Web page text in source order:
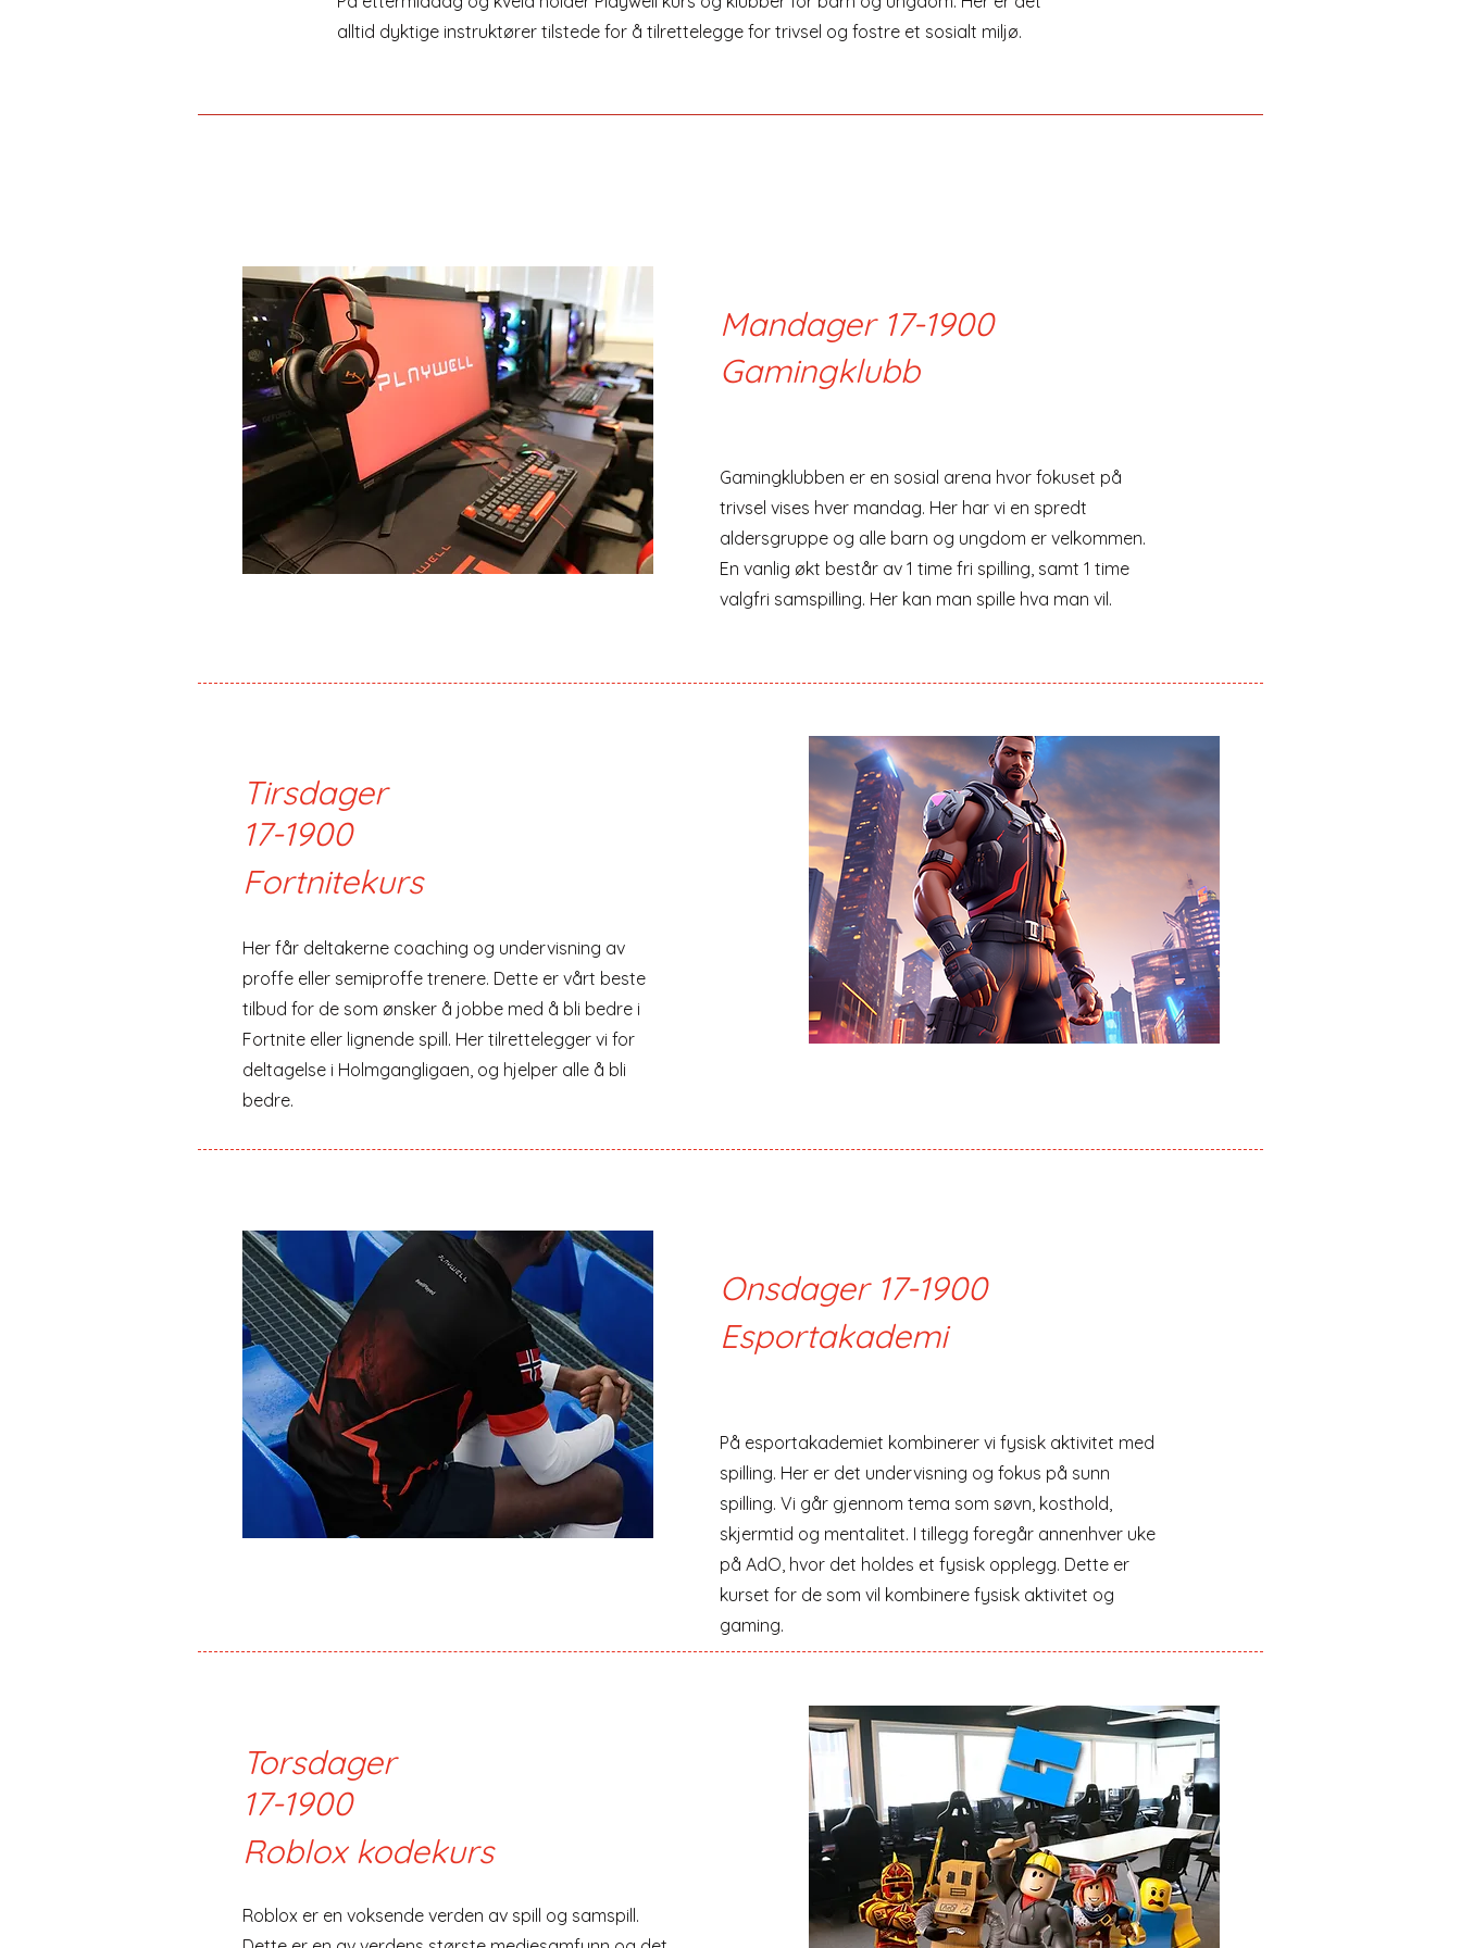
alltid dyktige instruktører tilstede for å tilrettelegge for trivsel og fostre et sosialt miljø.
Mandager 17-1900
Gamingklubb
Gamingklubben er en sosial arena hvor fokuset på
trivsel vises hver mandag. Her har vi en spredt
aldersgruppe og alle barn og ungdom er velkommen.
En vanlig økt består av 1 time fri spilling, samt 1 time
valgfri samspilling. Her kan man spille hva man vil.
Tirsdager
17-1900
Fortnitekurs
Her får deltakerne coaching og undervisning av
proffe eller semiproffe trenere. Dette er vårt beste
tilbud for de som ønsker å jobbe med å bli bedre i
Fortnite eller lignende spill. Her tilrettelegger vi for
deltagelse i Holmgangligaen, og hjelper alle å bli
bedre.
Onsdager 17-1900
Esportakademi
På esportakademiet kombinerer vi fysisk aktivitet med
spilling. Her er det undervisning og fokus på sunn
spilling. Vi går gjennom tema som søvn, kosthold,
skjermtid og mentalitet. I tillegg foregår annenhver uke
på AdO, hvor det holdes et fysisk opplegg. Dette er
kurset for de som vil kombinere fysisk aktivitet og
gaming.
Torsdager
17-1900
Roblox kodekurs
Roblox er en voksende verden av spill og samspill.